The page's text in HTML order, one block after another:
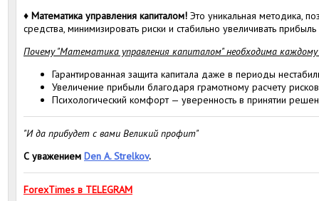
♦ Математика управления капиталом! Это уникальная методика,
средства, минимизировать риски и стабильно увеличивать
Почему "Математика управления капиталом" необходима
Гарантированная защита капитала даже в периоды
Увеличение прибыли благодаря грамотному расчету
Психологический комфорт — уверенность в принятии
"И да прибудет с вами Великий профит"
С уважением Den A. Strelkov.
ForexTimes в TELEGRAM